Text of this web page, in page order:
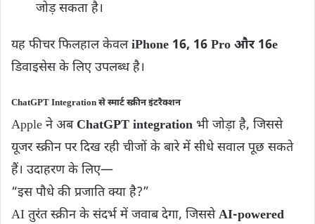
जोड़ सकता है।
यह फीचर फिलहाल केवलiPhone 16, 16 Pro और 16e
डिवाइसेस के लिए उपलब्ध है।
ChatGPT Integration से स्मार्ट स्क्रीन इंटरैक्शन
Apple ने अब ChatGPT integration भी जोड़ा है, जिससे
यूजर स्क्रीन पर दिख रही चीजों के बारे में सीधे सवाल पूछ सकते
हैं। उदाहरण के लिए—
“इस पौधे की प्रजाति क्या है?”
AI तुरंत स्क्रीन के संदर्भ में जवाब देगा, जिससेAI-powered